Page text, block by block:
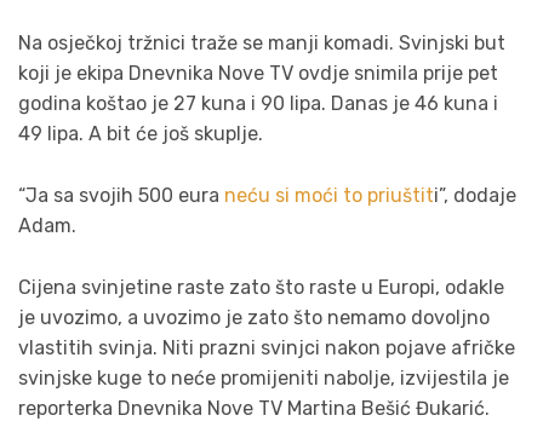
Na osječkoj tržnici traže se manji komadi. Svinjski but
koji je ekipa Dnevnika Nove TV ovdje snimila prije pet
godina koštao je 27 kuna i 90 lipa. Danas je 46 kuna i
49 lipa. A bit će još skuplje.
“Ja sa svojih 500 eura neću si moći to priuštiti”, dodaje
Adam.
Cijena svinjetine raste zato što raste u Europi, odakle
je uvozimo, a uvozimo je zato što nemamo dovoljno
vlastitih svinja. Niti prazni svinjci nakon pojave afričke
svinjske kuge to neće promijeniti nabolje, izvijestila je
reporterka Dnevnika Nove TV Martina Bešić Đukarić.